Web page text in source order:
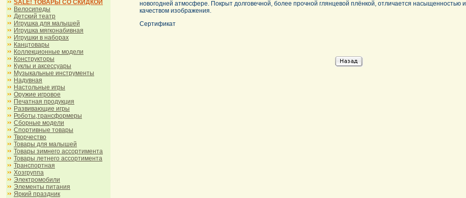
SALE! ТОВАРЫ СО СКИДКОЙ
Велосипеды
Детский театр
Игрушка для малышей
Игрушка мягконабивная
Игрушки в наборах
Канцтовары
Коллекционные модели
Конструкторы
Куклы и аксессуары
Музыкальные инструменты
Надувная
Настольные игры
Оружие игровое
Печатная продукция
Развивающие игры
Роботы,трансформеры
Сборные модели
Спортивные товары
Творчество
Товары для малышей
Товары зимнего ассортимента
Товары летнего ассортимента
Транспортная
Хозгруппа
Электромобили
Элементы питания
Яркий праздник
новогодней атмосфере. Покрыт долговечной, более прочной глянцевой плёнкой, отличается насыщенностью и
качеством изображения.
Сертификат